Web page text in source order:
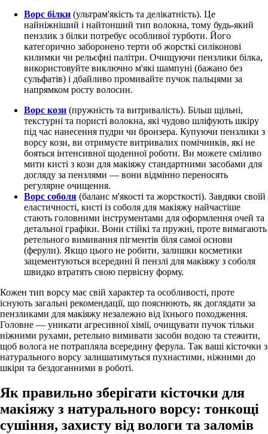
Ворс білки (ультрам'якість та делікатність). Це
найніжніший і найтонший тип волокна, тому будь-який
пензлик з білки потребує особливої турботи. Його
категорично заборонено терти об жорсткі силіконові
килимки чи рельєфні палітри. Очищуючи пензлики білка,
використовуйте виключно м'які шампуні (бажано без
сульфатів) і дбайливо промивайте пучок пальцями за
напрямком росту волосин.
Ворс кози (пружність та витривалість). Більш щільні,
текстурні та пористі волокна, які чудово шліфують шкіру
під час нанесення пудри чи бронзера. Купуючи пензлики з
ворсу кози, ви отримуєте витривалих помічників, які не
бояться інтенсивної щоденної роботи. Ви можете сміливо
мити кисті з кози для макіяжу стандартними засобами для
догляду за пензлями — вони відмінно переносять
регулярне очищення.
Ворс соболя (баланс м'якості та жорсткості). Завдяки своїй
еластичності, кисті із соболя для макіяжу найчастіше
стають головними інструментами для оформлення очей та
детальної графіки. Вони стійкі та пружні, проте вимагають
ретельного вимивання пігментів біля самої основи
(ферули). Якщо цього не робити, залишки косметики
зацементуються всередині й пензлі для макіяжу з соболя
швидко втратять свою первісну форму.
Кожен тип ворсу має свій характер та особливості, проте
існують загальні рекомендації, що пояснюють, як доглядати за
пензликами для макіяжу незалежно від їхнього походження.
Головне — уникати агресивної хімії, очищувати пучок тільки
ніжними рухами, ретельно вимивати засоби водою та стежити,
щоб волога не потрапляла всередину ферула. Так ваші кісточки з
натурального ворсу залишатимуться пухнастими, ніжними до
шкіри та бездоганними в роботі.
Як правильно зберігати кісточки для
макіяжу з натурального ворсу: тонкощі
сушіння, захисту від вологи та заломів